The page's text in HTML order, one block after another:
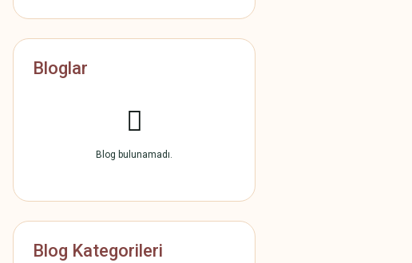
Bloglar
Blog bulunamadı.
Blog Kategorileri